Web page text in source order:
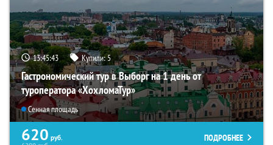
13:45:42 Купили:5
Гастрономический тур в Выборг на 1 день от
туроператора «ХохломаТур»
Сенная площадь
620 руб.
ПОДРОБНЕЕ